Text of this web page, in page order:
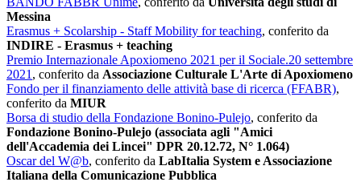
Messina
Erasmus + Scolarship - Staff Mobility for teaching, conferito da
INDIRE - Erasmus + teaching
Premio Internazionale Apoxiomeno 2021 per il Sociale.20 settembre
2021 , conferito da Associazione Culturale L'Arte di Apoxiomeno
Fondo per il finanziamento delle attività base di ricerca (FFABR),
conferito da MIUR
Borsa di studio della Fondazione Bonino-Pulejo, conferito da
Fondazione Bonino-Pulejo (associata agli "Amici
dell'Accademia dei Lincei" DPR 20.12.72, N° 1.064)
Oscar del W@b, conferito da LabItalia System e Associazione
Italiana della Comunicazione Pubblica